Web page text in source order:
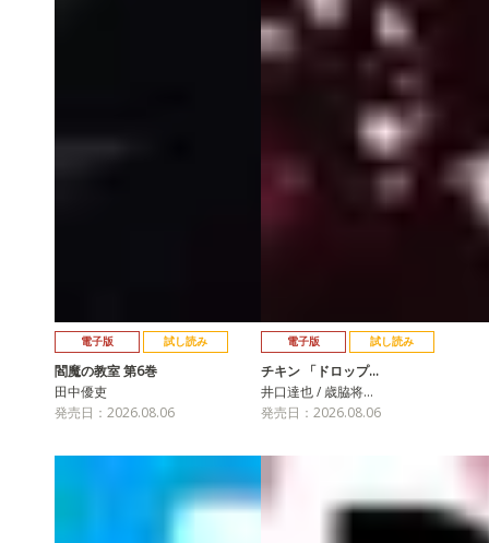
電子版 試し読み
閻魔の教室 第6巻
田中優吏
発売日：2026.08.06
電子版 試し読み
チキン 「ドロップ…
井口達也 / 歳脇将…
発売日：2026.08.06